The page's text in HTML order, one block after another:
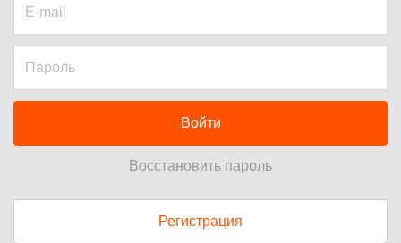
Войти
Восстановить пароль
Регистрация